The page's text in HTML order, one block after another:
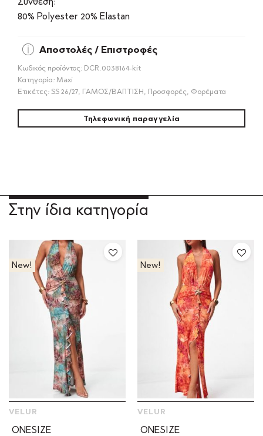
80% Polyester 20% Elastan
Αποστολές / Επιστροφές
Κωδικός προϊόντος: DCR.0038164-kit
Κατηγορία: Maxi
Ετικέτες: SS 26/27, ΓΑΜΟΣ/ΒΑΠΤΙΣΗ, Προσφορές, Φορέματα
Τηλεφωνική παραγγελία
Στην ίδια κατηγορία
New!
ONESIZE
VELUR
New!
ONESIZE
VELUR